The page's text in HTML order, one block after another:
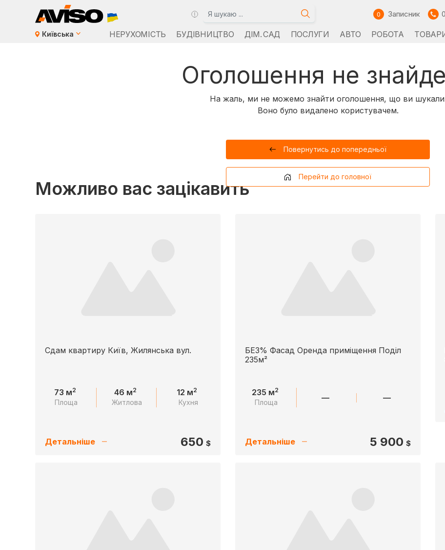
0 Записник
Київська НЕРУХОМІСТЬ БУДІВНИЦТВО ДІМ. САД ПОСЛУГИ АВТО РОБОТА
Оголошення не
На жаль, ми не можемо знайти оголошення, що ви
Воно було видалено користувачем.
Повернутись до попередньої
Перейти до головної
Можливо вас зацікавить
Сдам квартиру Київ, Жилянська вул.
73 м2
Площа
46 м2
Житлова
12 м2
Кухня
Детальніше 650 $
БЕЗ% Фасад Оренда приміщення Поділ
235м²
235 м2
Площа — —
Детальніше 5 900 $